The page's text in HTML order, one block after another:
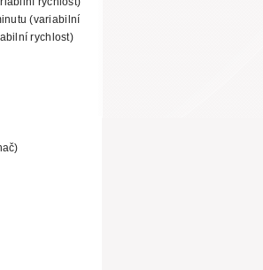
(variabilní
rychlost)